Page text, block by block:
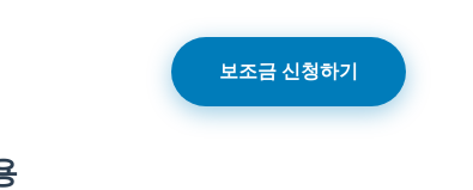
보조금 신청하기